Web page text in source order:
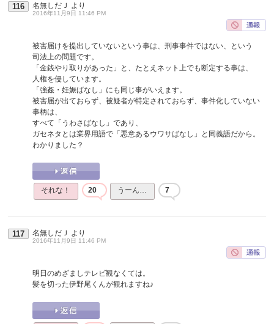
116 名無しだＪ より
2016年11月9日 11:46 PM
被害届けを提出していないという事は、刑事事件ではない、という
司法上の問題です。
「金銭やり取りがあった」と、たとえネット上でも断定する事は、
人権を侵しています。
「強姦・妊娠ばなし」にも同じ事がいえます。
被害届が出ておらず、被疑者が特定されておらず、事件化していない
事柄は、
すべて「うわさばなし」であり、
ガセネタとは業界用語で「悪意あるウワサばなし」と同義語だから。
わかりました？
それな！ 20 うーん… 7
117 名無しだＪ より
2016年11月9日 11:46 PM
明日のめざましテレビ観なくては。
髪を切った伊野尾くんが観れますね♪